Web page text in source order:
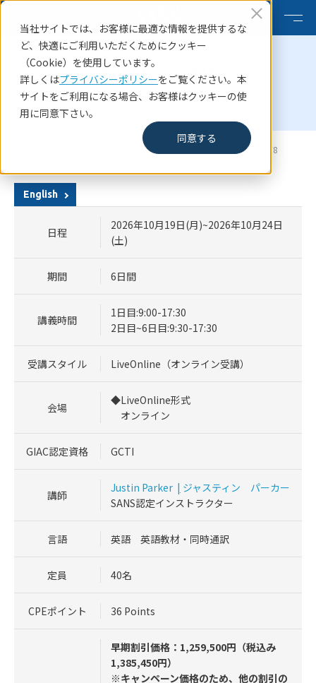
当社サイトでは、お客様に最適な情報を提供するな
ど、快適にご利用いただくためにクッキー
（Cookie）を使用しています。
詳しくはプライバシーポリシーをご覧ください。本
サイトをご利用になる場合、お客様はクッキーの使
用に同意下さい。
同意する
FORENSICS 578
Cyber Threat Intelligence
SANS Tokyo Autumn 2026 FORENSICS 578
English
日程
2026年10月19日(月)~2026年10月24日
(土)
期間 6日間
講義時間
1日目:9:00-17:30
2日目~6日目:9:30-17:30
受講スタイル LiveOnline（オンライン受講）
会場
◆LiveOnline形式
オンライン
GIAC認定資格 GCTI
講師
Justin Parker | ジャスティン パーカー
SANS認定インストラクター
言語 英語 英語教材・同時通訳
定員 40名
CPEポイント 36 Points
早期割引価格：1,259,500円（税込み
1,385,450円）
※キャンペーン価格のため、他の割引の